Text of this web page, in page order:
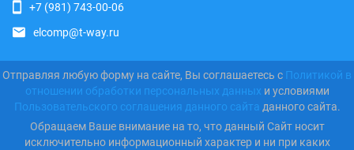
+7 (981) 743-00-06
elcomp@t-way.ru
Отправляя любую форму на сайте, Вы соглашаетесь с Политикой в
отношении обработки персональных данных и условиями
Пользовательского соглашения данного сайта данного сайта.
Обращаем Ваше внимание на то, что данный Сайт носит
исключительно информационный характер и ни при каких